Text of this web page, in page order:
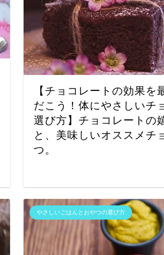
【チョコレートの効果を
だこう！体にやさしいチ
選び方】チョコレートの
と、美味しいオススメチ
つ。
やさしいごはんとおやつの選び方